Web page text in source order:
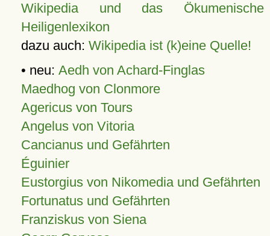
Wikipedia und das Ökumenische
Heiligenlexikon
dazu auch: Wikipedia ist (k)eine Quelle!
• neu: Aedh von Achard-Finglas
Maedhog von Clonmore
Agericus von Tours
Angelus von Vitoria
Cancianus und Gefährten
Éguinier
Eustorgius von Nikomedia und Gefährten
Fortunatus und Gefährten
Franziskus von Siena